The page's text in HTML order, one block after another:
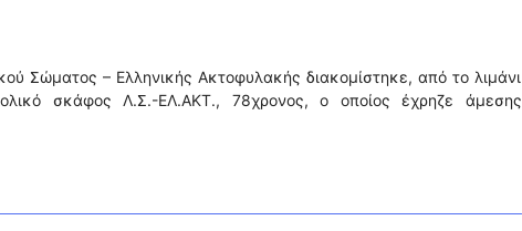
Σώματος – Ελληνικής Ακτοφυλακής διακομίστηκε, από το λιμάνι
σκάφος Λ.Σ.-ΕΛ.ΑΚΤ., 78χρονος, ο οποίος έχρηζε άμεσης